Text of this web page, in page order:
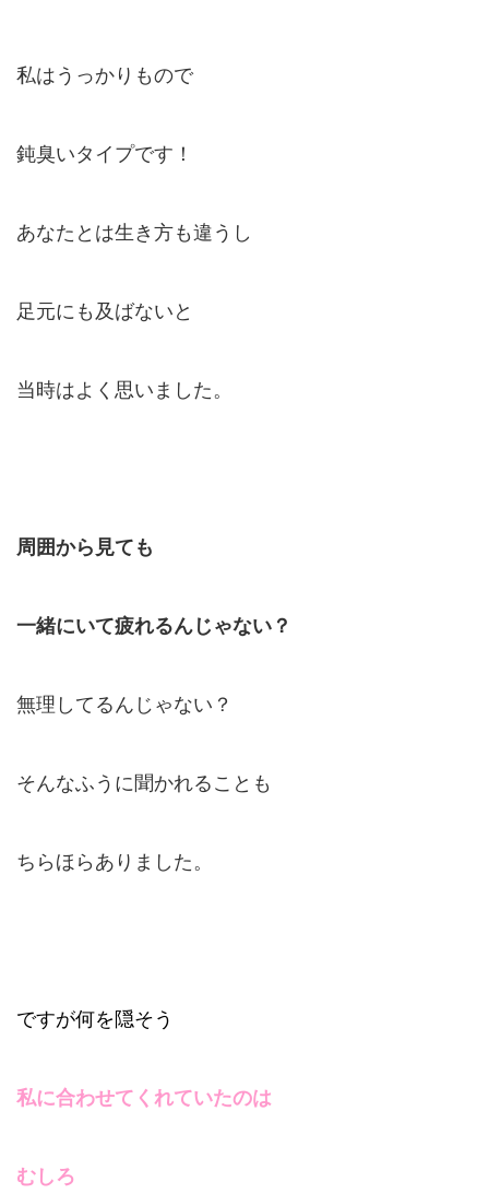
私はうっかりもので
鈍臭いタイプです！
あなたとは生き方も違うし
足元にも及ばないと
当時はよく思いました。
周囲から見ても
一緒にいて疲れるんじゃない？
無理してるんじゃない？
そんなふうに聞かれることも
ちらほらありました。
ですが何を隠そう
私に合わせてくれていたのは
むしろ